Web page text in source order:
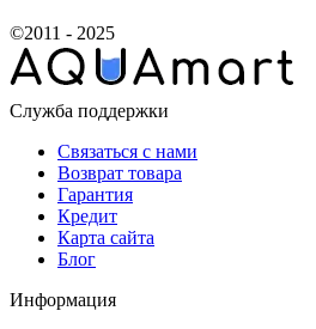
©2011 - 2025
Служба поддержки
Связаться с нами
Возврат товара
Гарантия
Кредит
Карта сайта
Блог
Информация